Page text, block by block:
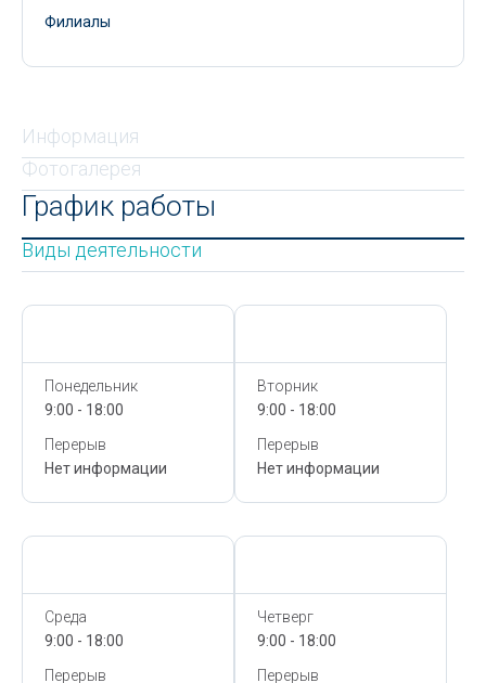
Филиалы
Информация
Фотогалерея
График работы
Виды деятельности
Понедельник
9:00 - 18:00
Перерыв
Нет информации
Вторник
9:00 - 18:00
Перерыв
Нет информации
Среда
9:00 - 18:00
Перерыв
Четверг
9:00 - 18:00
Перерыв